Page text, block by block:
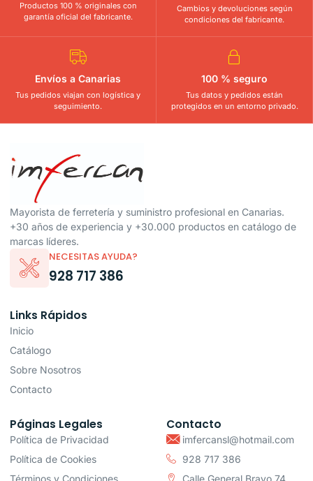
Productos 100 % originales con
garantía oficial del fabricante.
Cambios y devoluciones según
condiciones del fabricante.
Envíos a Canarias
Tus pedidos viajan con logística y
seguimiento.
100 % seguro
Tus datos y pedidos están
protegidos en un entorno privado.
Mayorista de ferretería y suministro profesional en Canarias.
+30 años de experiencia y +30.000 productos en catálogo de
marcas líderes.
NECESITAS AYUDA?
928 717 386
Links Rápidos
Inicio
Catálogo
Sobre Nosotros
Contacto
Páginas Legales
Política de Privacidad
Política de Cookies
Términos y Condiciones
Contacto
imfercansl@hotmail.com
928 717 386
Calle General Bravo 74,